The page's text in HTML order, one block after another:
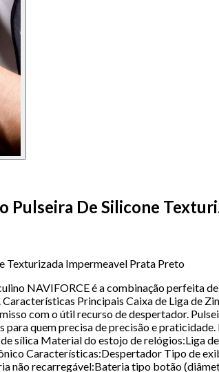
De Silicone
Texturizada Impermeavel Prata Preto
NAVIFORCE é a combinação perfeita
Principais Caixa de Liga de
com o útil recurso de despertador.
quem precisa de precisão e
sílica Material do estojo de relógios:Liga
Características:Despertador Tipo de
não recarregável:Bateria tipo botão